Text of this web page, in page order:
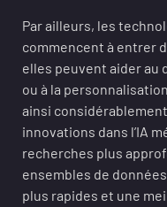
Par ailleurs, les
commencent à entrer
elles peuvent aider au
ou à la
ainsi
innovations dans l’IA
recherches plus
ensembles de
plus rapides et une